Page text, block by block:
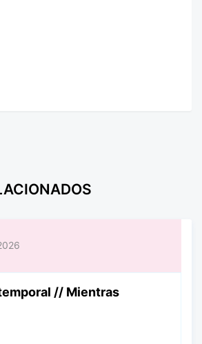
// Mientras